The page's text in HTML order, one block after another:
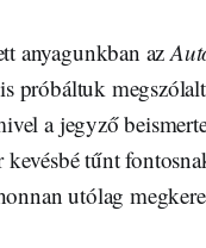
anyagunkban az
próbáltuk
a jegyző
kevésbé tűnt
utólag